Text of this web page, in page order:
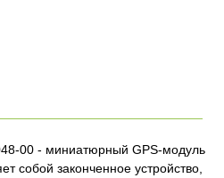
00 - миниатюрный GPS-модуль
собой законченное устройство,